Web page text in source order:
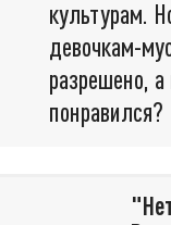
культурам.
девочкам-
разрешено,
понравился?